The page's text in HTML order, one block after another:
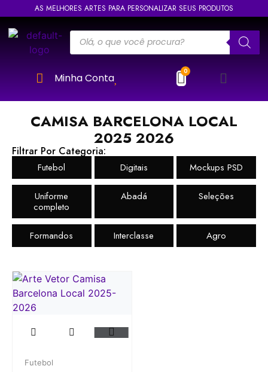
AS MELHORES ARTES PARA PERSONALIZAR SEUS PRODUTOS
Minha Conta
CAMISA BARCELONA LOCAL
2025 2026
Filtrar Por Categoria:
Futebol Digitais Mockups PSD
Uniforme
completo
Abadá Seleções
Formandos Interclasse Agro
Futebol